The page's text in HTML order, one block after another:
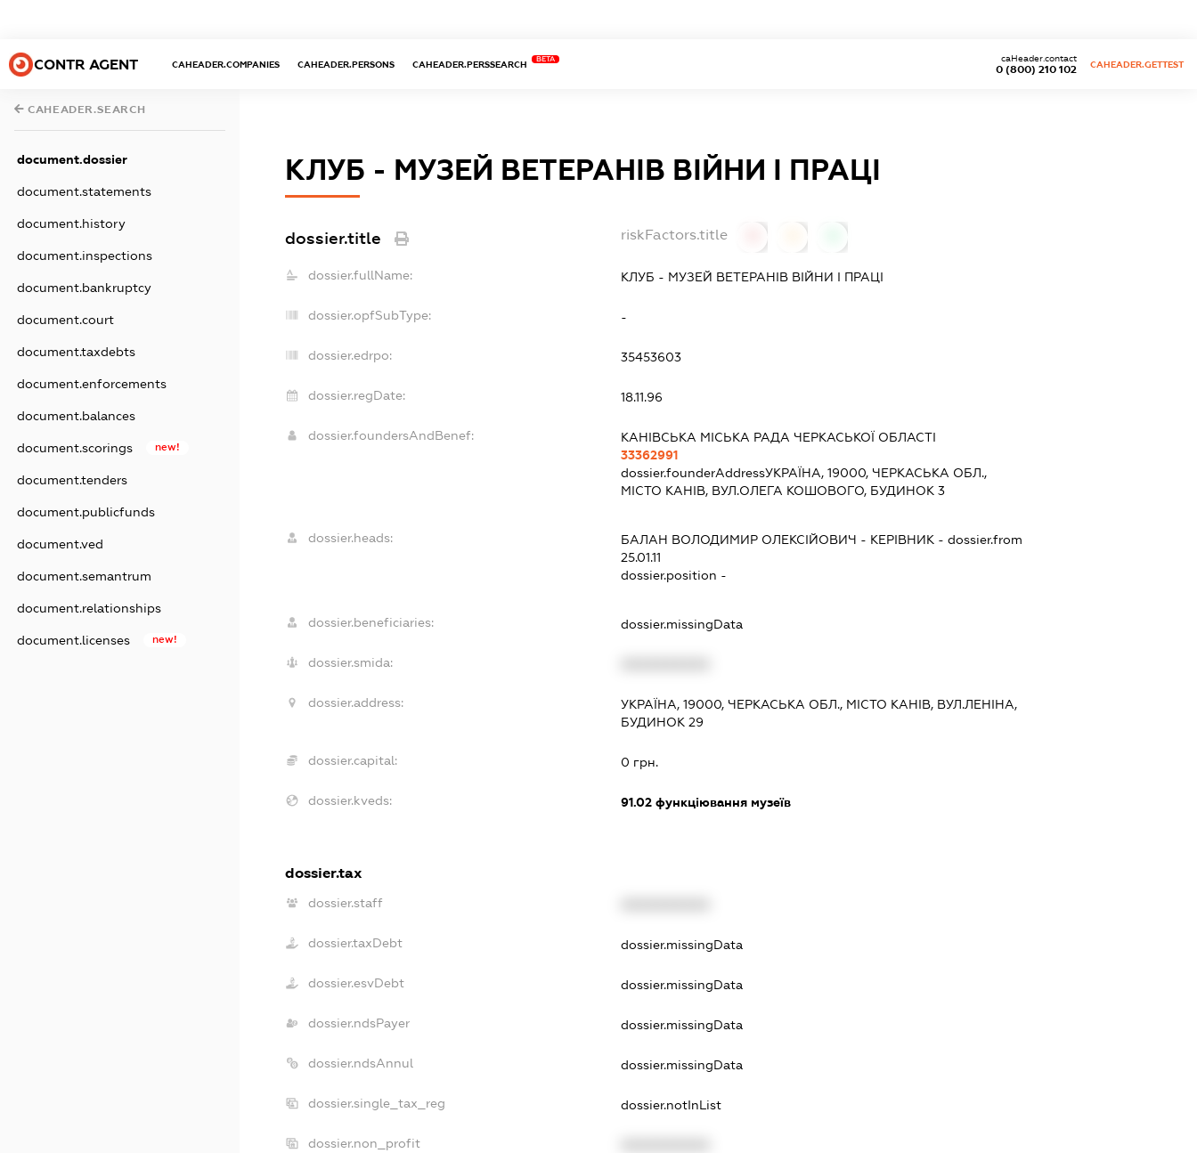
CONTR AGENT CAHEADER.COMPANIES CAHEADER.PERSONS CAHEADER.PERSSEARCH
BETA
0 (800) 210 102
caHeader.contact
CAHEADER.GETTEST
CAHEADER.SEARCH
document.dossier
document.statements
document.history
document.inspections
document.bankruptcy
document.court
document.taxdebts
document.enforcements
document.balances
document.scorings new!
document.tenders
document.publicfunds
document.ved
document.semantrum
document.relationships
document.licenses new!
КЛУБ - МУЗЕЙ ВЕТЕРАНІВ ВІЙНИ І ПРАЦІ
dossier.title riskFactors.title
dossier.fullName: КЛУБ - МУЗЕЙ ВЕТЕРАНІВ ВІЙНИ І ПРАЦІ
dossier.opfSubType: -
dossier.edrpo: 35453603
dossier.regDate: 18.11.96
dossier.foundersAndBenef:
КАНІВСЬКА МІСЬКА РАДА ЧЕРКАСЬКОЇ ОБЛАСТІ
33362991
dossier.founderAddressУКРАЇНА, 19000, ЧЕРКАСЬКА ОБЛ.,
МІСТО КАНІВ, ВУЛ.ОЛЕГА КОШОВОГО, БУДИНОК 3
dossier.heads: БАЛАН ВОЛОДИМИР ОЛЕКСІЙОВИЧ - КЕРІВНИК - dossier.from
25.01.11
dossier.position -
dossier.beneficiaries: dossier.missingData
dossier.smida:
dossier.address:
УКРАЇНА, 19000, ЧЕРКАСЬКА ОБЛ., МІСТО КАНІВ, ВУЛ.ЛЕНІНА,
БУДИНОК 29
dossier.capital: 0 грн.
dossier.kveds: 91.02 функціювання музеїв
dossier.tax
dossier.staff
dossier.taxDebt dossier.missingData
dossier.esvDebt dossier.missingData
dossier.ndsPayer dossier.missingData
dossier.ndsAnnul dossier.missingData
dossier.single_tax_reg dossier.notInList
dossier.non_profit